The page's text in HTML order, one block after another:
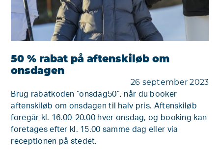
50 % rabat på aftenskiløb om
onsdagen
26 september 2023
Brug rabatkoden “onsdag50”, når du booker
aftenskiløb om onsdagen til halv pris. Aftenskiløb
foregår kl. 16.00-20.00 hver onsdag, og booking kan
foretages efter kl. 15.00 samme dag eller via
receptionen på stedet.